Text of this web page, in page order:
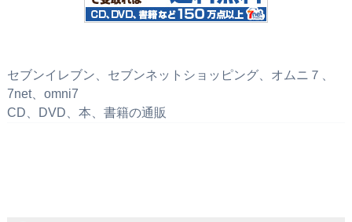
セブンイレブン、セブンネットショッピング、オムニ７、
7net、omni7
CD、DVD、本、書籍の通販